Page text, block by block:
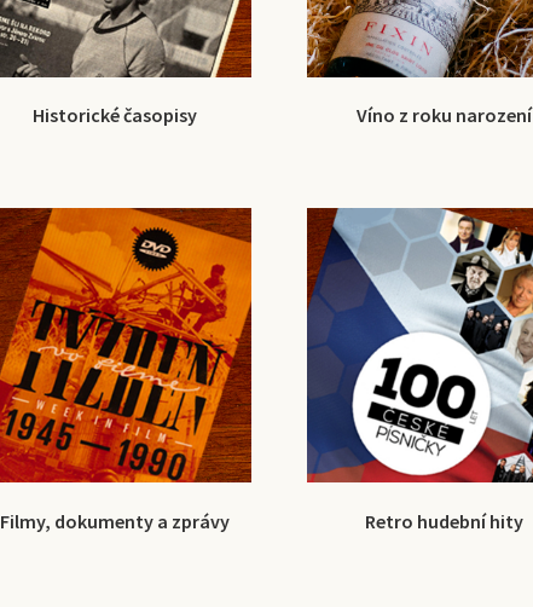
Historické časopisy Víno z roku narození
Filmy, dokumenty a zprávy Retro hudební hity